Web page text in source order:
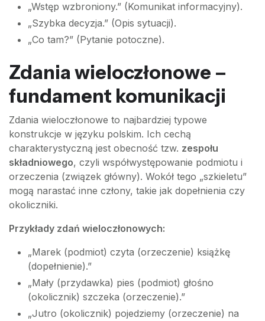
„Wstęp wzbroniony.” (Komunikat informacyjny).
„Szybka decyzja.” (Opis sytuacji).
„Co tam?” (Pytanie potoczne).
Zdania wieloczłonowe –
fundament komunikacji
Zdania wieloczłonowe to najbardziej typowe
konstrukcje w języku polskim. Ich cechą
charakterystyczną jest obecność tzw. zespołu
składniowego, czyli współwystępowanie podmiotu i
orzeczenia (związek główny). Wokół tego „szkieletu”
mogą narastać inne człony, takie jak dopełnienia czy
okoliczniki.
Przykłady zdań wieloczłonowych:
„Marek (podmiot) czyta (orzeczenie) książkę
(dopełnienie).”
„Mały (przydawka) pies (podmiot) głośno
(okolicznik) szczeka (orzeczenie).”
„Jutro (okolicznik) pojedziemy (orzeczenie) na